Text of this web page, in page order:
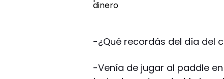
-¿Qué recordás del día del
-Venía de jugar al paddle